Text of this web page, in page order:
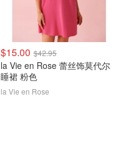
$15.00 $42.95
la Vie en Rose 蕾丝饰莫代尔
睡裙 粉色
la Vie en Rose